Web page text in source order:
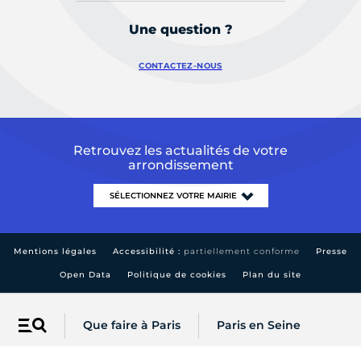
Menu Que faire à Paris Paris en Seine
Une question ?
CONTACTEZ-NOUS
Retrouvez les actualités de votre
arrondissement
Mentions légales Accessibilité : partiellement conforme Presse
Open Data Politique de cookies Plan du site